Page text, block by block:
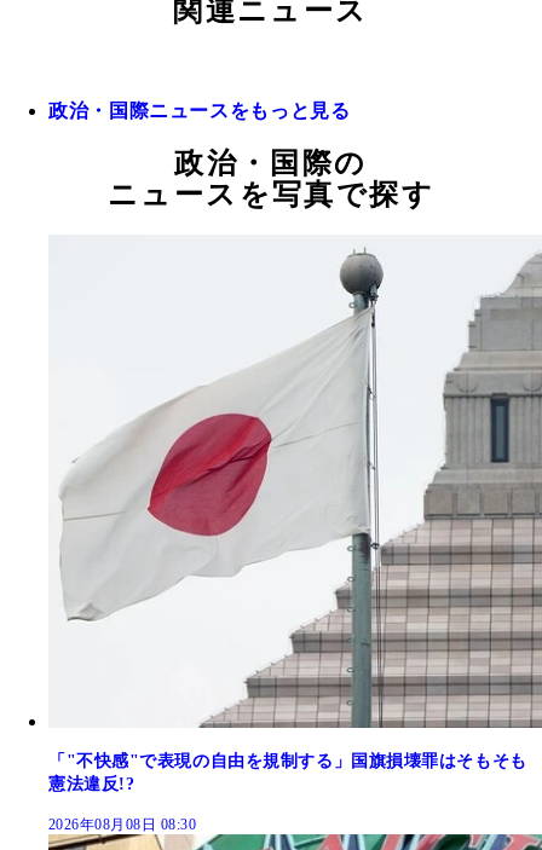
関連ニュース
政治・国際ニュースをもっと見る
政治・国際の
ニュースを写真で探す
「"不快感"で表現の自由を規制する」国旗損壊罪はそもそも
憲法違反!?
2026年08月08日 08:30